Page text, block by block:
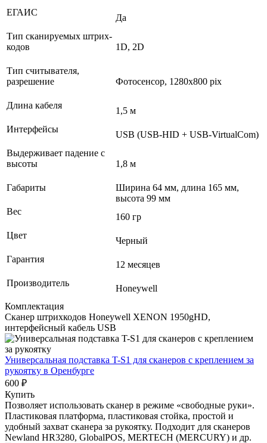
ЕГАИС
Да
Тип сканируемых штрих-
кодов
1D, 2D
Тип считывателя,
разрешение
Фотосенсор, 1280x800 pix
Длина кабеля
1,5 м
Интерфейсы
USB (USB-HID + USB-VirtualCom)
Выдерживает падение с
высоты
1,8 м
Габариты
Ширина 64 мм, длина 165 мм,
высота 99 мм
Вес
160 гр
Цвет
Черный
Гарантия
12 месяцев
Производитель
Honeywell
Комплектация
Сканер штрихкодов Honeywell XENON 1950gHD,
интерфейсный кабель USB
Универсальная подставка T-S1 для сканеров с креплением за
рукоятку в Оренбурге
600 ₽
Купить
Позволяет использовать сканер в режиме «свободные руки».
Пластиковая платформа, пластиковая стойка, простой и
удобный захват сканера за рукоятку. Подходит для сканеров
Newland HR3280, GlobalPOS, MERTECH (MERCURY) и др.